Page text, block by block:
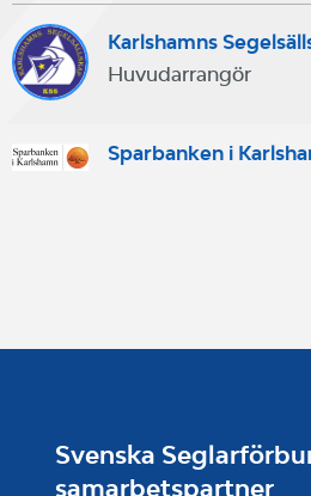
Karlshamns
Huvudarrangör
Sparbanken i
Svenska
samarbetspartner